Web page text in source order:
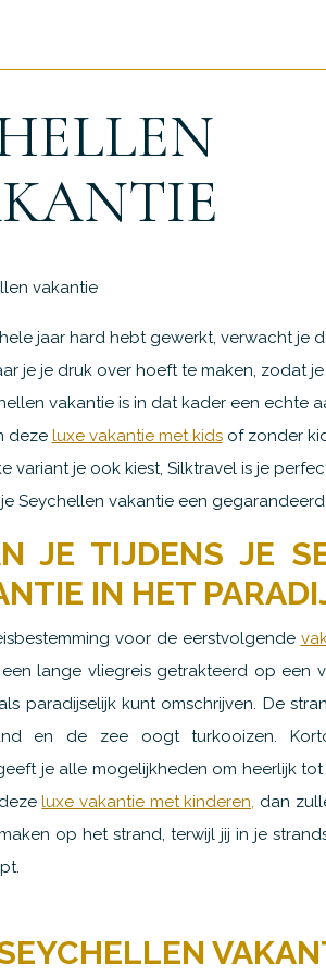
jaar hard hebt gewerkt, verwacht je
je je druk over hoeft te maken, zodat
vakantie is in dat kader een echte
deze luxe vakantie met kids of zonder
variant je ook kiest, Silktravel is je
Seychellen vakantie een
JE TIJDENS JE
IN HET
voor de eerstvolgende
lange vliegreis getrakteerd op een
paradijselijk kunt omschrijven. De
en de zee oogt turkooizen.
je alle mogelijkheden om heerlijk
luxe vakantie met kinderen, dan
op het strand, terwijl jij in je